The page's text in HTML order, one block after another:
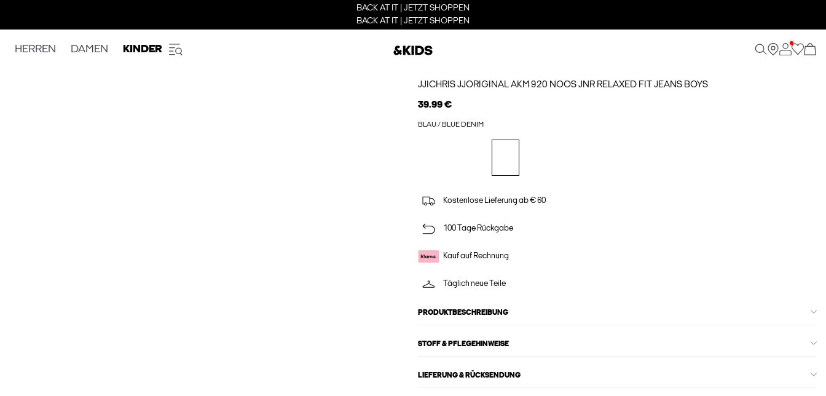
BACK AT IT | JETZT SHOPPEN
BACK AT IT | JETZT SHOPPEN
HERREN DAMEN KINDER
JJICHRIS JJORIGINAL AKM 920 NOOS JNR RELAXED FIT JEANS BOYS
39.99 €
BLAU / BLUE DENIM
Kostenlose Lieferung ab € 60
100 Tage Rückgabe
Kauf auf Rechnung
Täglich neue Teile
PRODUKTBESCHREIBUNG
STOFF & PFLEGEHINWEISE
LIEFERUNG & RÜCKSENDUNG